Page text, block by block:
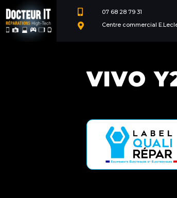
 07 68 28 79 31
 Centre commercial
VIVO